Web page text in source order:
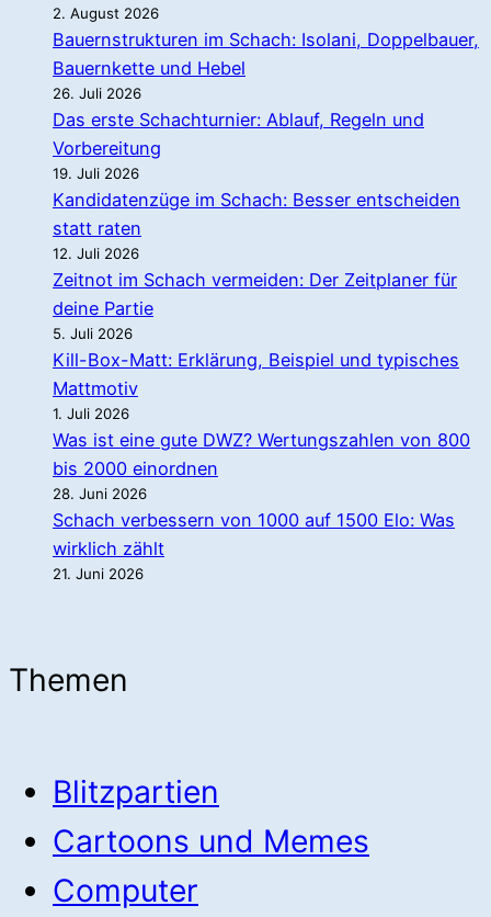
2. August 2026
Bauernstrukturen im Schach: Isolani, Doppelbauer,
Bauernkette und Hebel
26. Juli 2026
Das erste Schachturnier: Ablauf, Regeln und
Vorbereitung
19. Juli 2026
Kandidatenzüge im Schach: Besser entscheiden
statt raten
12. Juli 2026
Zeitnot im Schach vermeiden: Der Zeitplaner für
deine Partie
5. Juli 2026
Kill-Box-Matt: Erklärung, Beispiel und typisches
Mattmotiv
1. Juli 2026
Was ist eine gute DWZ? Wertungszahlen von 800
bis 2000 einordnen
28. Juni 2026
Schach verbessern von 1000 auf 1500 Elo: Was
wirklich zählt
21. Juni 2026
Themen
Blitzpartien
Cartoons und Memes
Computer